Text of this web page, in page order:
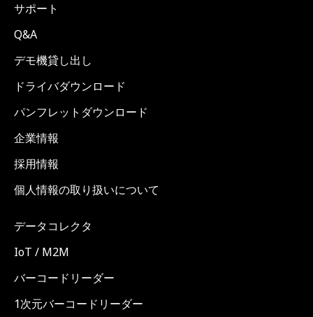
サポート
Q&A
デモ機貸し出し
ドライバダウンロード
パンフレットダウンロード
企業情報
採用情報
個人情報の取り扱いについて
データコレクタ
IoT / M2M
バーコードリーダー
1次元バーコードリーダー